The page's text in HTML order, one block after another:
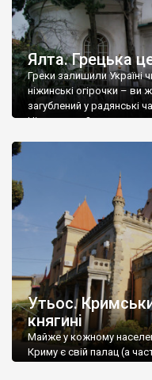
Ялта. Грецька
Греки залишили Україні
ніжинські огірочки – ви
загублений у радянські
Ніжин греки?
Утьос.
княгині
Майже у кожному
Криму є свій палац (а